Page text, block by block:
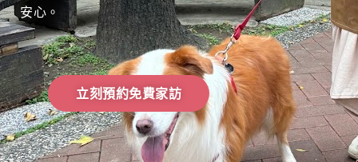
安心。
立刻預約免費家訪